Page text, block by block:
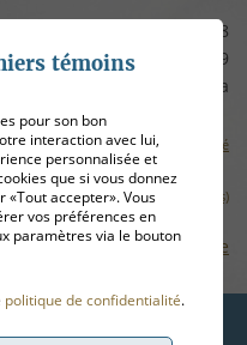
819 537-8828
Télécopieur :819 537-8829
clients@cfmauricie.ca
et politique de confidentialité
Gérer mes témoins (cookies)
Plan de site
témoins
pour son bon
interaction avec lui,
personnalisée et
que si vous donnez
accepter». Vous
vos préférences en
paramètres via le bouton
politique de confidentialité.